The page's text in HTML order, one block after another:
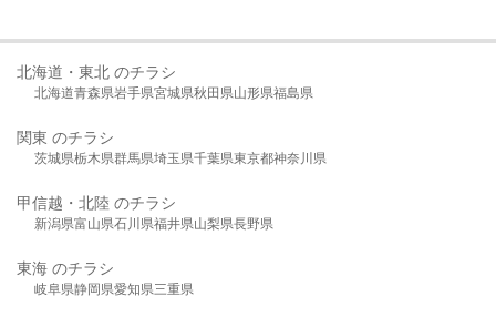
北海道・東北 のチラシ
北海道青森県岩手県宮城県秋田県山形県福島県
関東 のチラシ
茨城県栃木県群馬県埼玉県千葉県東京都神奈川県
甲信越・北陸 のチラシ
新潟県富山県石川県福井県山梨県長野県
東海 のチラシ
岐阜県静岡県愛知県三重県